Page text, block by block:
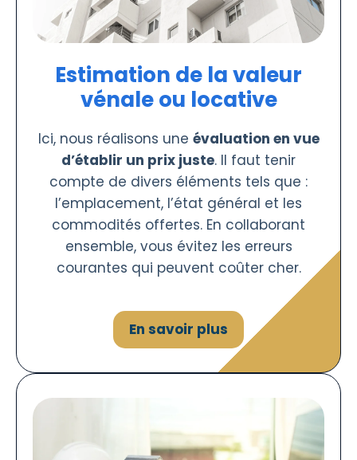
Estimation de la valeur
vénale ou locative
Ici, nous réalisons une évaluation en vue
d’établir un prix juste. Il faut tenir
compte de divers éléments tels que :
l’emplacement, l’état général et les
commodités offertes. En collaborant
ensemble, vous évitez les erreurs
courantes qui peuvent coûter cher.
En savoir plus